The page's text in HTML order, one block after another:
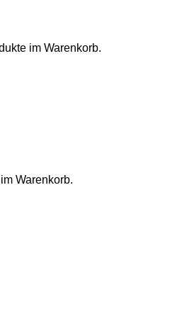
im Warenkorb.
Warenkorb.